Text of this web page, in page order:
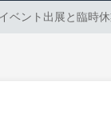
イベント出展と臨時